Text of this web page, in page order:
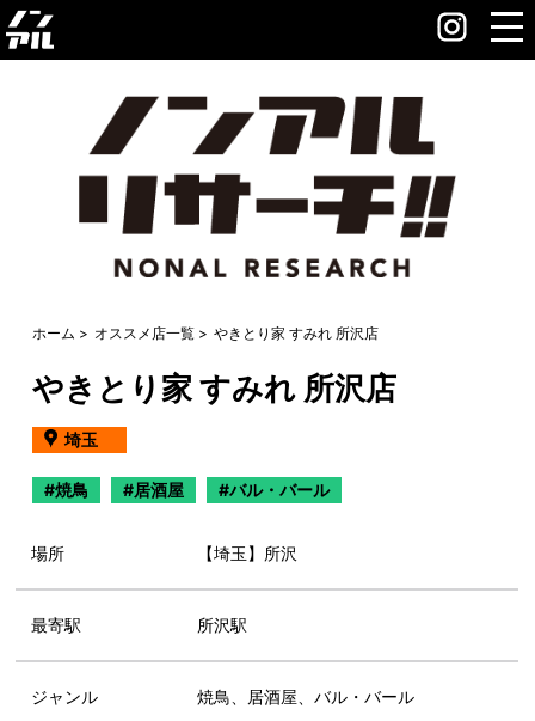
ホーム オススメ店一覧 やきとり家 すみれ 所沢店
やきとり家 すみれ 所沢店
埼玉
焼鳥 居酒屋 バル・バール
場所 【埼玉】所沢
最寄駅 所沢駅
ジャンル 焼鳥、居酒屋、バル・バール